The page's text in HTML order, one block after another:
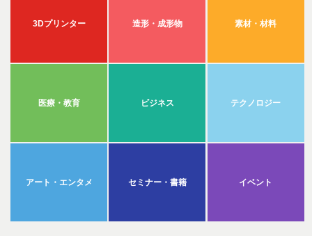
3Dプリンター 造形・成形物 素材・材料
医療・教育 ビジネス テクノロジー
アート・エンタメ セミナー・書籍 イベント